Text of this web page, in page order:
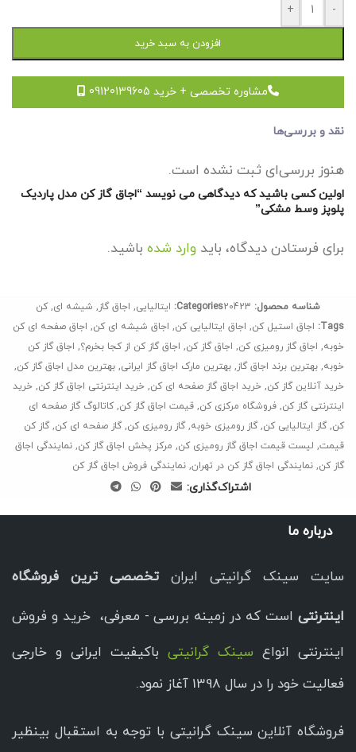
-
+
افزودن به سبد خرید
مشاوره تخصصی + خرید 09120139605
نقد و بررسی‌ها
هنوز بررسی‌ای ثبت نشده است.
اولین کسی باشید که دیدگاهی می نویسد “اجاق گاز کن مدل پاردیک
پلوپز وسط مشکی”
برای فرستادن دیدگاه، باید وارد شده باشید.
شناسه محصول: 20423
Categories: ایتالیایی, اجاق گاز, شیشه ای, کن
Tags: اجاق استیل کن, اجاق ایتالیایی کن, اجاق شیشه ای کن, اجاق صفحه ای کن
خوبه, اجاق گاز رومیزی کن, اجاق گاز کن, اجاق گاز کن از کجا بخرم؟, اجاق گاز کن
خوبه, بهترین برند اجاق گاز, بهترین مارک اجاق گاز ایرانی, بهترین مدل اجاق گاز کن,
خرید آنلاین گاز کن, خرید اجاق گاز صفحه ای کن, خرید اینترنتی اجاق گاز کن, خرید
اینترنتی گاز کن, فروشگاه مرکزی کن, قیمت اجاق گاز کن, کاتالوگ گاز صفحه ای
کن, گاز ایتالیایی کن, گاز رومیزی خوبه, گاز رومیزی کن, گاز صفحه ای کن, گاز کن
قیمت, لیست قیمت اجاق گاز رومیزی کن, مرکز پخش اجاق گاز کن, نمایندگی اجاق
گاز کن, نمایندگی اجاق گاز کن در تهران, نمایندگی فروش اجاق گاز کن
اشتراک‌گذاری:
درباره ما
سایت سینک گرانیتی ایرانتخصصی ترین فروشگاه
اینترنتی است که در زمینه بررسی - معرفی، خرید و فروش
اینترنتی انواع سینک گرانیتی باکیفیت ایرانی و خارجی
فعالیت خود را در سال 1398 آغاز نمود.
فروشگاه آنلاین سینک گرانیتی با توجه به استقبال بینظیر